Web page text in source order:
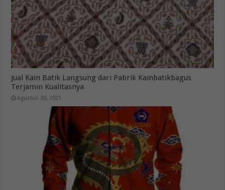
Jual Kain Batik Langsung dari Pabrik Kainbatikbagus
Terjamin Kualitasnya
Agustus 30, 2021